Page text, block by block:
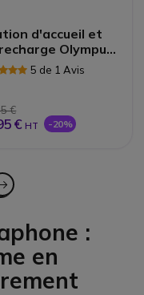
d'accueil et
Olympus
10
5 de 1 Avis
€
€ HT -20%
la page
- Suiv.
:
en